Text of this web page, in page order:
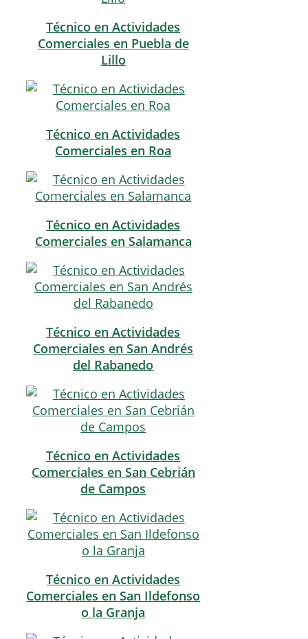
Técnico en Actividades
Comerciales en Puebla de
Lillo
Técnico en Actividades
Comerciales en Roa
Técnico en Actividades
Comerciales en Salamanca
Técnico en Actividades
Comerciales en San Andrés
del Rabanedo
Técnico en Actividades
Comerciales en San Cebrián
de Campos
Técnico en Actividades
Comerciales en San Ildefonso
o la Granja